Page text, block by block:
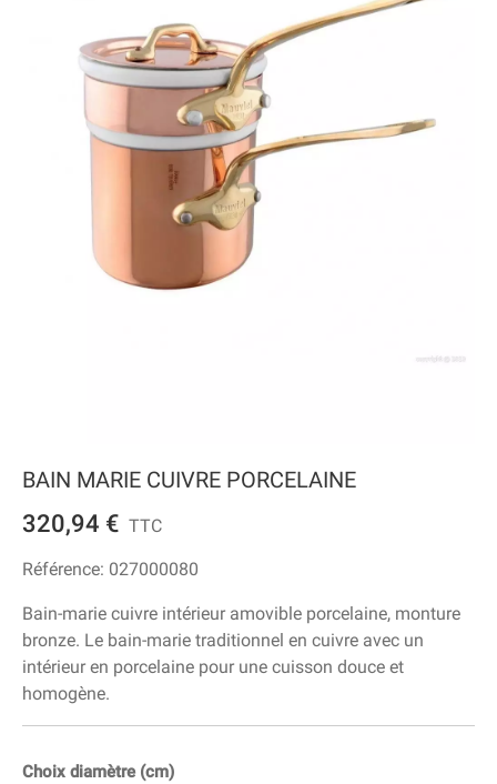
BAIN MARIE CUIVRE PORCELAINE
320,94 € TTC
Référence: 027000080
Bain-marie cuivre intérieur amovible porcelaine, monture
bronze. Le bain-marie traditionnel en cuivre avec un
intérieur en porcelaine pour une cuisson douce et
homogène.
Choix diamètre (cm)